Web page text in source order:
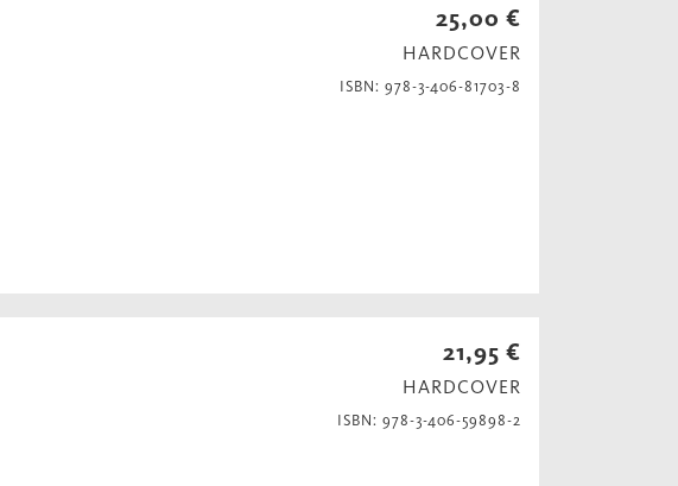
25,00 €
HARDCOVER
ISBN: 978-3-406-81703-8
21,95 €
HARDCOVER
ISBN: 978-3-406-59898-2